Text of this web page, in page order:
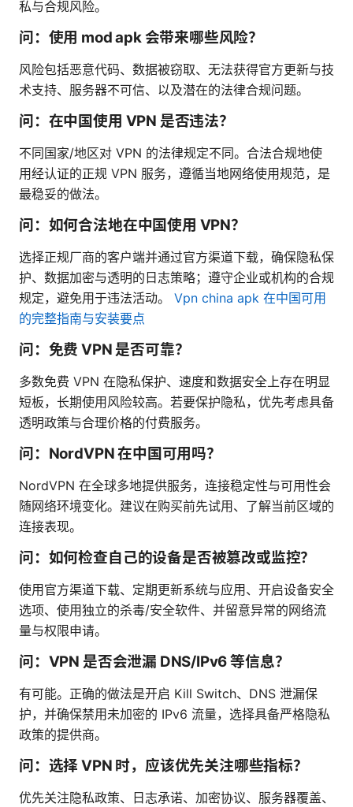
私与合规风险。
问：使用 mod apk 会带来哪些风险？
风险包括恶意代码、数据被窃取、无法获得官方更新与技
术支持、服务器不可信、以及潜在的法律合规问题。
问：在中国使用 VPN 是否违法？
不同国家/地区对 VPN 的法律规定不同。合法合规地使
用经认证的正规 VPN 服务，遵循当地网络使用规范，是
最稳妥的做法。
问：如何合法地在中国使用 VPN？
选择正规厂商的客户端并通过官方渠道下载，确保隐私保
护、数据加密与透明的日志策略；遵守企业或机构的合规
规定，避免用于违法活动。 Vpn china apk 在中国可用
的完整指南与安装要点
问：免费 VPN 是否可靠？
多数免费 VPN 在隐私保护、速度和数据安全上存在明显
短板，长期使用风险较高。若要保护隐私，优先考虑具备
透明政策与合理价格的付费服务。
问：NordVPN 在中国可用吗？
NordVPN 在全球多地提供服务，连接稳定性与可用性会
随网络环境变化。建议在购买前先试用、了解当前区域的
连接表现。
问：如何检查自己的设备是否被篡改或监控？
使用官方渠道下载、定期更新系统与应用、开启设备安全
选项、使用独立的杀毒/安全软件、并留意异常的网络流
量与权限申请。
问：VPN 是否会泄漏 DNS/IPv6 等信息？
有可能。正确的做法是开启 Kill Switch、DNS 泄漏保
护，并确保禁用未加密的 IPv6 流量，选择具备严格隐私
政策的提供商。
问：选择 VPN 时，应该优先关注哪些指标？
优先关注隐私政策、日志承诺、加密协议、服务器覆盖、